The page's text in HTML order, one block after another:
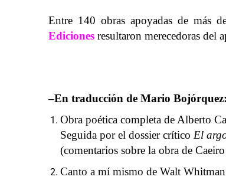
Entre 140 obras apoyadas de más
Ediciones resultaron merecedoras del
‒En traducción de Mario Bojórquez:
Obra poética completa de Alberto
Seguida por el dossier crítico El
(comentarios sobre la obra de
Canto a mí mismo de Walt Whitman